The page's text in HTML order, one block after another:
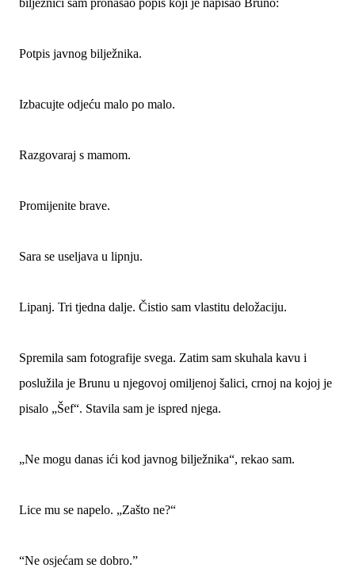
Potpis javnog bilježnika.
Izbacujte odjeću malo po malo.
Razgovaraj s mamom.
Promijenite brave.
Sara se useljava u lipnju.
Lipanj. Tri tjedna dalje. Čistio sam vlastitu deložaciju.
Spremila sam fotografije svega. Zatim sam skuhala kavu i
poslužila je Brunu u njegovoj omiljenoj šalici, crnoj na kojoj je
pisalo „Šef“. Stavila sam je ispred njega.
„Ne mogu danas ići kod javnog bilježnika“, rekao sam.
Lice mu se napelo. „Zašto ne?“
“Ne osjećam se dobro.”